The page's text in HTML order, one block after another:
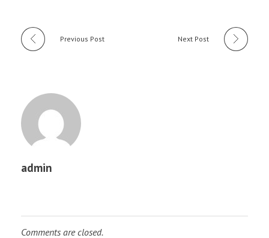
Previous Post Next Post
admin
Comments are closed.